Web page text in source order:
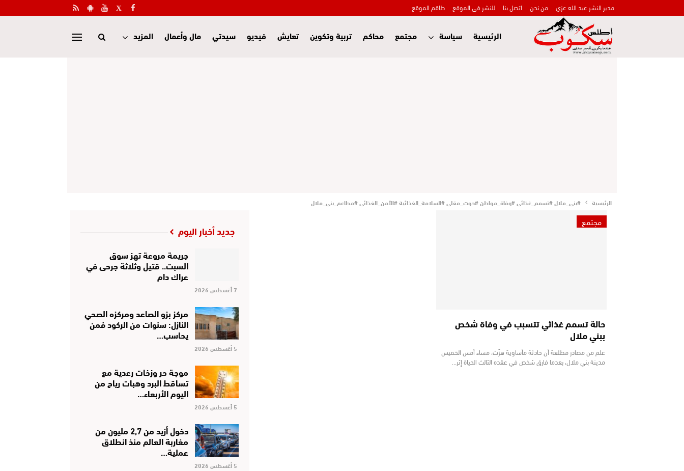
مدير النشر عبد الله عزي من نحن اتصل بنا للنشر في الموقع طاقم الموقع
الرئيسية سياسة مجتمع محاكم تربية وتكوين تعايش فيديو سيدتي مال وأعمال المزيد
الرئيسية #بني_ملال #تسمم_غذائي #وفاة_مواطن #حوت_مقلي #السلامة_الغذائية #الأمن_الغذائي #مطاعم_بني_ملال
مجتمع
حالة تسمم غذائي تتسبب في وفاة شخص
ببني ملال
علم من مصادر مطلعة أن حادثة مأساوية هزّت، مساء أمس الخميس
مدينة بني ملال، بعدما فارق شخص في عقده الثالث الحياة إثر…
جديد أخبار اليوم
جريمة مروعة تهز سوق
السبت.. قتيل وثلاثة جرحى في
عراك دام
7 أغسطس 2026
مركز بزو الصاعد ومركزه الصحي
النازل: سنوات من الركود فمن
يحاسب…
5 أغسطس 2026
موجة حر وزخات رعدية مع
تساقط البرد وهبات رياح من
اليوم الأربعاء…
5 أغسطس 2026
دخول أزيد من 2,7 مليون من
مغاربة العالم منذ انطلاق
عملية…
5 أغسطس 2026